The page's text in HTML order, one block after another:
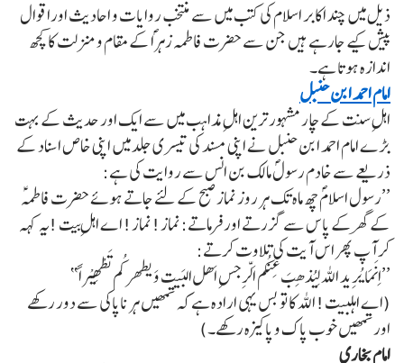
ذیل میں چند اکابر اسلام کی کتب میں سے منتخب روایات و احادیث اوراقوال
پیش کیے جارہے ہیں جن سے حضرت فاطمہ زہراؐ کے مقام و منزلت کا کچھ
اندازہ ہوتا ہے۔
امام احمد ابن حنبل
اہلِ سنت کے چار مشہور ترین اہلِ مذاہب میں سے ایک اور حدیث کے بہت
بڑے امام احمد ابن حنبل نے اپنی مسند کی تیسری جلد میں اپنی خاص اسناد کے
ذریعے سے خادم رسولؐ مالک بن انس سے روایت کی ہے:
’’رسول اسلامؐ چھ ماہ تک ہر روز نماز صبح کے لئے جاتے ہوئے حضرت فاطمہؑ
کے گھر کے پاس سے گزرتے اور فرماتے: نماز! نماز! اے اہلِ بیت !یہ کہہ
کر آپ پھر اس آیت کی تلاوت کرتے:
’’اِنَمَا یُرِید اللہ لِیُذھِبَ عِنکُم اَلّرِجسِ اَھل البَیت وَ یطھر کُم تَطْھِیْراً ‘‘
(اے اہلبیت! اللہ کا تو بس یہی ارادہ ہے کہ تمھیں ہر ناپاکی سے دور رکھے
اور تمھیں خوب پاک و پاکیزہ رکھے۔)
امام بخاری